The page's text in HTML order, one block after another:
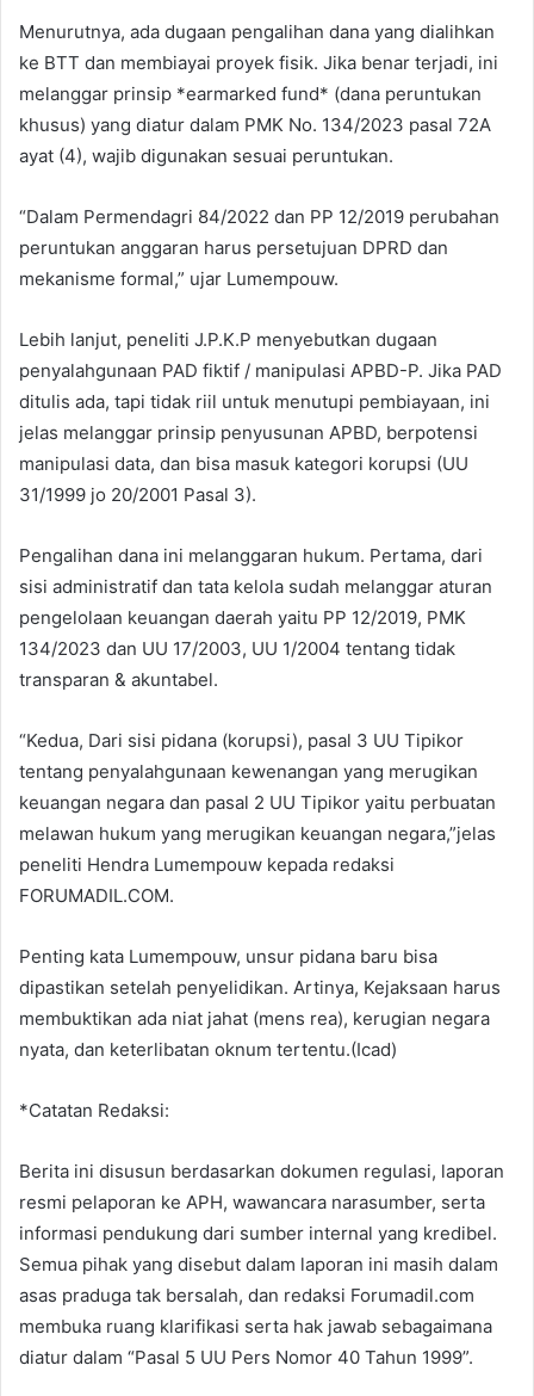
Menurutnya, ada dugaan pengalihan dana yang dialihkan
ke BTT dan membiayai proyek fisik. Jika benar terjadi, ini
melanggar prinsip *earmarked fund* (dana peruntukan
khusus) yang diatur dalam PMK No. 134/2023 pasal 72A
ayat (4), wajib digunakan sesuai peruntukan.
“Dalam Permendagri 84/2022 dan PP 12/2019 perubahan
peruntukan anggaran harus persetujuan DPRD dan
mekanisme formal,” ujar Lumempouw.
Lebih lanjut, peneliti J.P.K.P menyebutkan dugaan
penyalahgunaan PAD fiktif / manipulasi APBD-P. Jika PAD
ditulis ada, tapi tidak riil untuk menutupi pembiayaan, ini
jelas melanggar prinsip penyusunan APBD, berpotensi
manipulasi data, dan bisa masuk kategori korupsi (UU
31/1999 jo 20/2001 Pasal 3).
Pengalihan dana ini melanggaran hukum. Pertama, dari
sisi administratif dan tata kelola sudah melanggar aturan
pengelolaan keuangan daerah yaitu PP 12/2019, PMK
134/2023 dan UU 17/2003, UU 1/2004 tentang tidak
transparan & akuntabel.
“Kedua, Dari sisi pidana (korupsi), pasal 3 UU Tipikor
tentang penyalahgunaan kewenangan yang merugikan
keuangan negara dan pasal 2 UU Tipikor yaitu perbuatan
melawan hukum yang merugikan keuangan negara,”jelas
peneliti Hendra Lumempouw kepada redaksi
FORUMADIL.COM.
Penting kata Lumempouw, unsur pidana baru bisa
dipastikan setelah penyelidikan. Artinya, Kejaksaan harus
membuktikan ada niat jahat (mens rea), kerugian negara
nyata, dan keterlibatan oknum tertentu.(Icad)
*Catatan Redaksi:
Berita ini disusun berdasarkan dokumen regulasi, laporan
resmi pelaporan ke APH, wawancara narasumber, serta
informasi pendukung dari sumber internal yang kredibel.
Semua pihak yang disebut dalam laporan ini masih dalam
asas praduga tak bersalah, dan redaksi Forumadil.com
membuka ruang klarifikasi serta hak jawab sebagaimana
diatur dalam “Pasal 5 UU Pers Nomor 40 Tahun 1999”.